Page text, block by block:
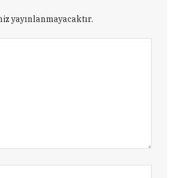
yayınlanmayacaktır.